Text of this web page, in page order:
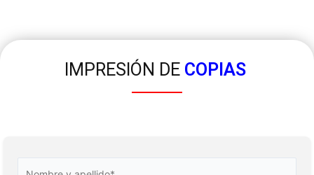
IMPRESIÓN DE COPIAS